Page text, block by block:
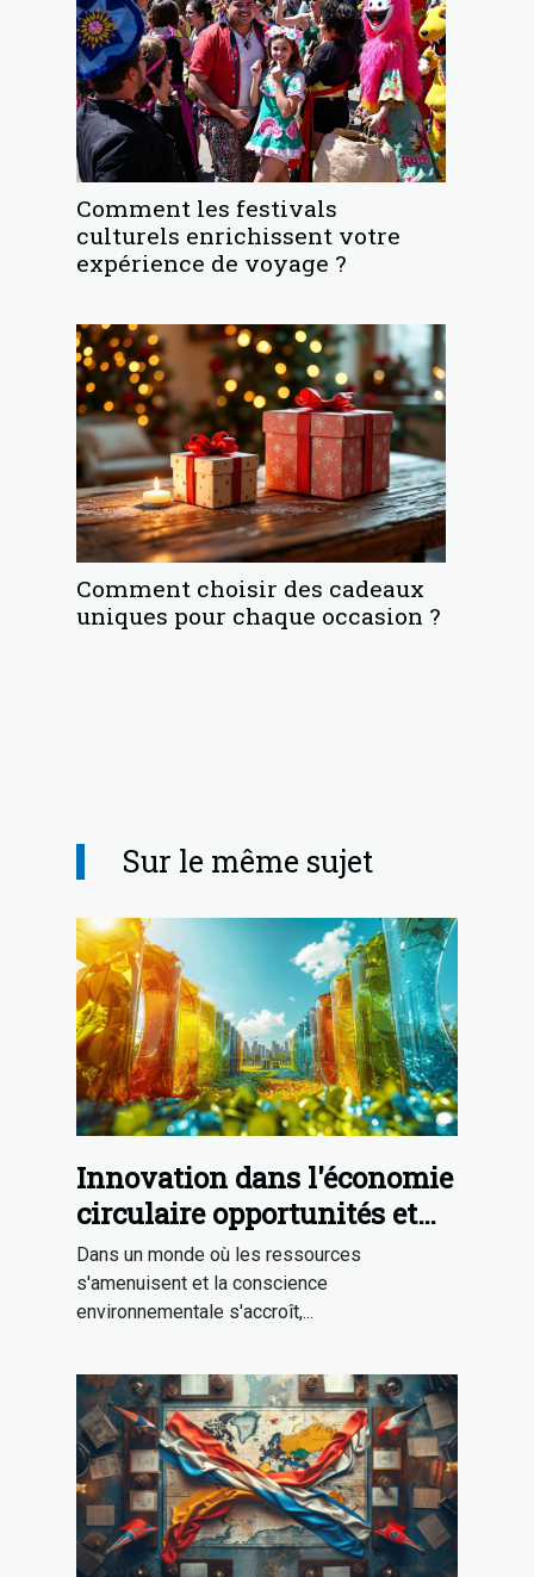
Comment les festivals
culturels enrichissent votre
expérience de voyage ?
Comment choisir des cadeaux
uniques pour chaque occasion ?
Sur le même sujet
Innovation dans l'économie
circulaire opportunités et
défis pour les entreprises
Dans un monde où les ressources
s'amenuisent et la conscience
environnementale s'accroît,...